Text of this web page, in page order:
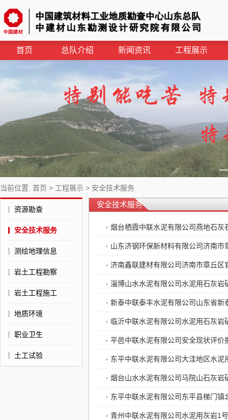
首页 总队介绍 新闻资讯 工程展示
当前位置: 首页 > 工程展示 > 安全技术服务
资源勘查
安全技术服务
测绘地理信息
岩土工程勘察
岩土工程施工
地质环境
职业卫生
土工试验
安全技术服务
烟台栖霞中联水泥有限公司燕地石灰
山东济钢环保新材料有限公司济南
济南鑫联建材有限公司济南市章丘
淄博山水水泥有限公司水泥用石灰
新泰中联泰丰水泥有限公司山东省
临沂中联水泥有限公司水泥用石灰岩
平邑中联水泥有限公司安全现状评价
东平中联水泥有限公司大洼地区水泥
烟台山水水泥有限公司马院山石灰岩
东平中联水泥有限公司东平县梯门
青州中联水泥有限公司水泥用灰岩1